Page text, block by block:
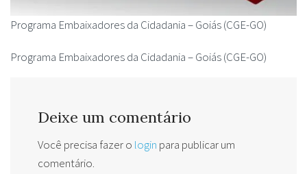
Programa Embaixadores da Cidadania – Goiás (CGE-GO)
Programa Embaixadores da Cidadania – Goiás (CGE-GO)
Deixe um comentário
Você precisa fazer o login para publicar um
comentário.